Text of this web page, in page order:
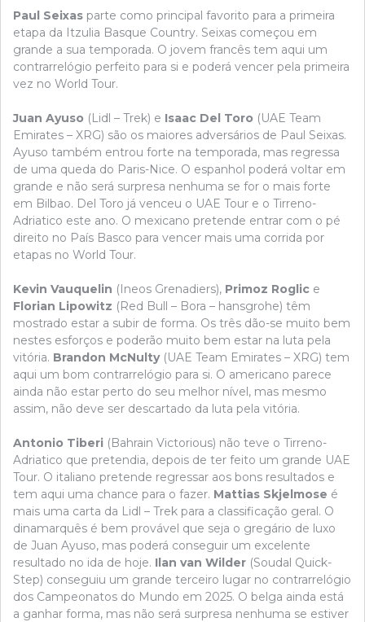
Paul Seixas parte como principal favorito para a primeira
etapa da Itzulia Basque Country. Seixas começou em
grande a sua temporada. O jovem francês tem aqui um
contrarrelógio perfeito para si e poderá vencer pela primeira
vez no World Tour.
Juan Ayuso (Lidl – Trek) e Isaac Del Toro (UAE Team
Emirates – XRG) são os maiores adversários de Paul Seixas.
Ayuso também entrou forte na temporada, mas regressa
de uma queda do Paris-Nice. O espanhol poderá voltar em
grande e não será surpresa nenhuma se for o mais forte
em Bilbao. Del Toro já venceu o UAE Tour e o Tirreno-
Adriatico este ano. O mexicano pretende entrar com o pé
direito no País Basco para vencer mais uma corrida por
etapas no World Tour.
Kevin Vauquelin (Ineos Grenadiers), Primoz Roglic e
Florian Lipowitz (Red Bull – Bora – hansgrohe) têm
mostrado estar a subir de forma. Os três dão-se muito bem
nestes esforços e poderão muito bem estar na luta pela
vitória. Brandon McNulty(UAE Team Emirates – XRG) tem
aqui um bom contrarrelógio para si. O americano parece
ainda não estar perto do seu melhor nível, mas mesmo
assim, não deve ser descartado da luta pela vitória.
Antonio Tiberi (Bahrain Victorious) não teve o Tirreno-
Adriatico que pretendia, depois de ter feito um grande UAE
Tour. O italiano pretende regressar aos bons resultados e
tem aqui uma chance para o fazer. Mattias Skjelmose é
mais uma carta da Lidl – Trek para a classificação geral. O
dinamarquês é bem provável que seja o gregário de luxo
de Juan Ayuso, mas poderá conseguir um excelente
resultado no ida de hoje. Ilan van Wilder (Soudal Quick-
Step) conseguiu um grande terceiro lugar no contrarrelógio
dos Campeonatos do Mundo em 2025. O belga ainda está
a ganhar forma, mas não será surpresa nenhuma se estiver